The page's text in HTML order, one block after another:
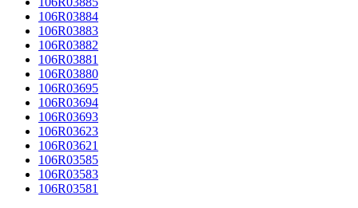
106R03884
106R03883
106R03882
106R03881
106R03880
106R03695
106R03694
106R03693
106R03623
106R03621
106R03585
106R03583
106R03581